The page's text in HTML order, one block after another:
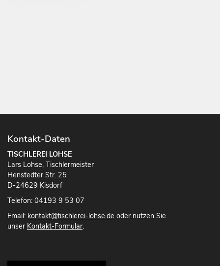
Kontakt-Daten
TISCHLEREI LOHSE
Lars Lohse, Tischlermeister
Henstedter Str. 25
D-24629 Kisdorf
Telefon: 04193 9 53 07
Email: kontakt@tischlerei-lohse.de oder nutzen Sie
unser Kontakt-Formular.